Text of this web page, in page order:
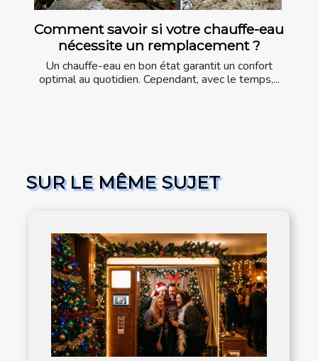
Comment savoir si votre chauffe-eau
nécessite un remplacement ?
Un chauffe-eau en bon état garantit un confort
optimal au quotidien. Cependant, avec le temps,...
SUR LE MÊME SUJET